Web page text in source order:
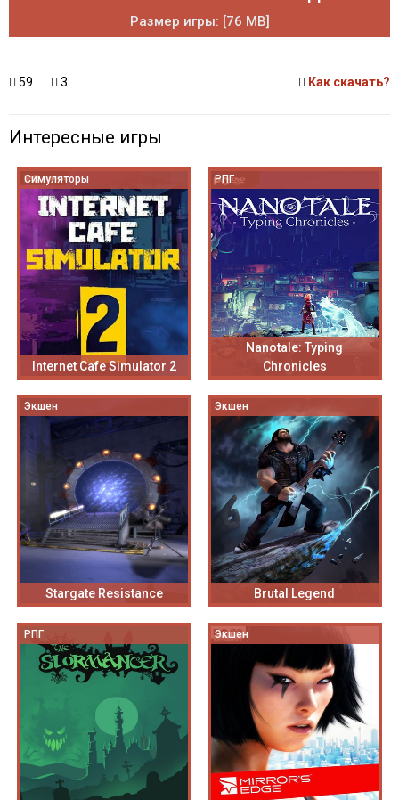
Размер игры: [76 MB]
59 3 Как скачать?
Интересные игры
Симуляторы
Internet Cafe Simulator 2
РПГ
Nanotale: Typing
Chronicles
Экшен
Stargate Resistance
Экшен
Brutal Legend
РПГ Экшен